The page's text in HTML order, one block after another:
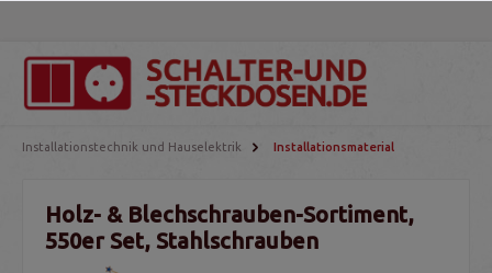
Installationstechnik und Hauselektrik Installationsmaterial
Holz- & Blechschrauben-Sortiment,
550er Set, Stahlschrauben